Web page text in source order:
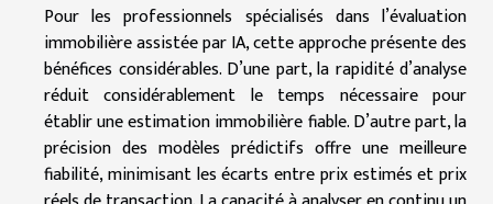
Pour les professionnels spécialisés dans l’évaluation
immobilière assistée par IA, cette approche présente des
bénéfices considérables. D’une part, la rapidité d’analyse
réduit considérablement le temps nécessaire pour
établir une estimation immobilière fiable. D’autre part, la
précision des modèles prédictifs offre une meilleure
fiabilité, minimisant les écarts entre prix estimés et prix